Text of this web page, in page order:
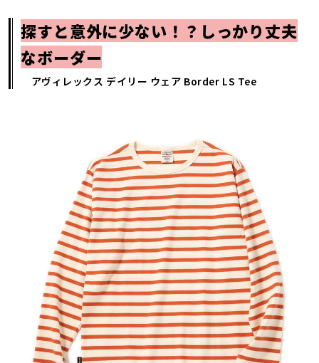
探すと意外に少ない！？しっかり丈夫
なボーダー
アヴィレックス デイリー ウェア Border LS Tee